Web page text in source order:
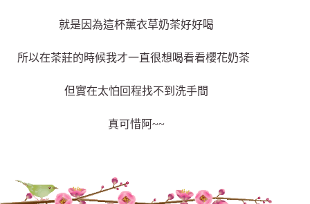
就是因為這杯薰衣草奶茶好好喝
所以在茶莊的時候我才一直很想喝看看櫻花奶茶
但實在太怕回程找不到洗手間
真可惜阿~~